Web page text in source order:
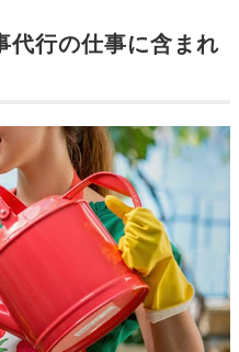
代行の仕事に含まれ